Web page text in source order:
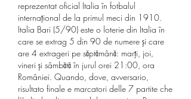
reprezentat oficial Italia în fotbalul
internațional de la primul meci din 1910.
Italia Bari (5/90) este o loterie din Italia în
care se extrag 5 din 90 de numere şi care
are 4 extrageri pe săptămână: marţi, joi,
vineri şi sâmbătă în jurul orei 21:00, ora
României. Quando, dove, avversario,
risultato finale e marcatori delle 7 partite che